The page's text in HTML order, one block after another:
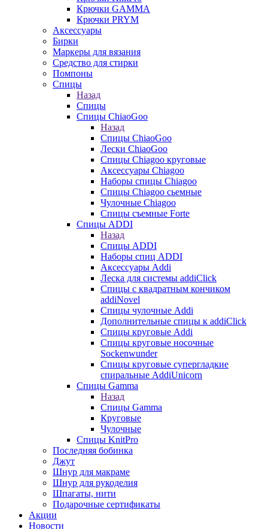
Крючки GAMMA
Крючки PRYM
Аксессуары
Бирки
Маркеры для вязания
Средство для стирки
Помпоны
Спицы
Назад
Спицы
Спицы ChiaoGoo
Назад
Спицы ChiaoGoo
Лески ChiaoGoo
Cпицы Сhiagoo круговые
Аксессуары Chiagoo
Наборы спицы Chiagoo
Спицы Chiagoo сьемные
Чулочные Chiagoo
Спицы съемные Forte
Спицы ADDI
Назад
Спицы ADDI
Наборы спиц ADDI
Аксессуары Addi
Леска для системы addiClick
Спицы с квадратным кончиком
addiNovel
Спицы чулочные Addi
Дополнительные спицы к addiClick
Спицы круговые Addi
Спицы круговые носочные
Sockenwunder
Спицы круговые супергладкие
спиральные AddiUnicorn
Спицы Gamma
Назад
Спицы Gamma
Круговые
Чулочные
Спицы KnitPro
Последняя бобинка
Джут
Шнур для макраме
Шнур для рукоделия
Шпагаты, нити
Подарочные сертификаты
Акции
Новости